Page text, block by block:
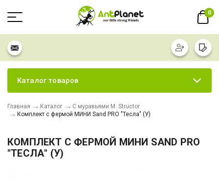
0
Каталог товаров
Главная Каталог
С муравьями M. Structor
Комплект с фермой МИНИ Sand PRO "Тесла" (У)
КОМПЛЕКТ С ФЕРМОЙ МИНИ SAND PRO
"ТЕСЛА" (У)